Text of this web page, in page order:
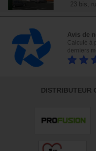
23 bis,
Avis de
Calculé à
derniers
DISTRIBUTEUR